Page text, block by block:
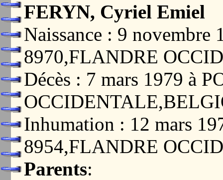
FERYN, Cyriel Emiel
Naissance : 9
8970,FLANDRE
Décès : 7 mars 1979 à
Inhumation : 12 mars
8954,FLANDRE
Parents: